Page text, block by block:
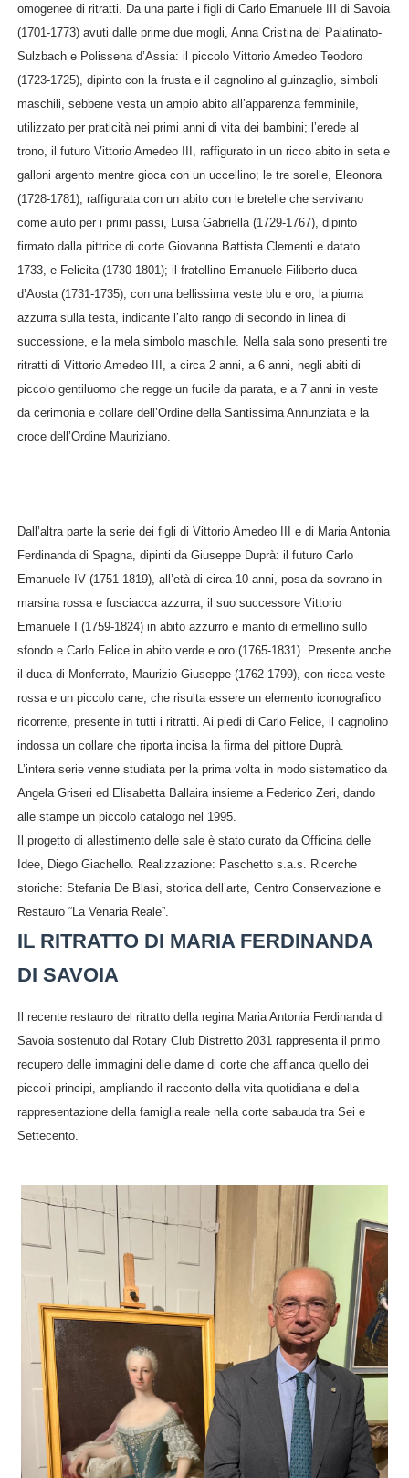
omogenee di ritratti. Da una parte i figli di Carlo Emanuele III di Savoia
(1701-1773) avuti dalle prime due mogli, Anna Cristina del Palatinato-
Sulzbach e Polissena d’Assia: il piccolo Vittorio Amedeo Teodoro
(1723-1725), dipinto con la frusta e il cagnolino al guinzaglio, simboli
maschili, sebbene vesta un ampio abito all’apparenza femminile,
utilizzato per praticità nei primi anni di vita dei bambini; l’erede al
trono, il futuro Vittorio Amedeo III, raffigurato in un ricco abito in seta e
galloni argento mentre gioca con un uccellino; le tre sorelle, Eleonora
(1728-1781), raffigurata con un abito con le bretelle che servivano
come aiuto per i primi passi, Luisa Gabriella (1729-1767), dipinto
firmato dalla pittrice di corte Giovanna Battista Clementi e datato
1733, e Felicita (1730-1801); il fratellino Emanuele Filiberto duca
d’Aosta (1731-1735), con una bellissima veste blu e oro, la piuma
azzurra sulla testa, indicante l’alto rango di secondo in linea di
successione, e la mela simbolo maschile. Nella sala sono presenti tre
ritratti di Vittorio Amedeo III, a circa 2 anni, a 6 anni, negli abiti di
piccolo gentiluomo che regge un fucile da parata, e a 7 anni in veste
da cerimonia e collare dell’Ordine della Santissima Annunziata e la
croce dell’Ordine Mauriziano.
Dall’altra parte la serie dei figli di Vittorio Amedeo III e di Maria Antonia
Ferdinanda di Spagna, dipinti da Giuseppe Duprà: il futuro Carlo
Emanuele IV (1751-1819), all’età di circa 10 anni, posa da sovrano in
marsina rossa e fusciacca azzurra, il suo successore Vittorio
Emanuele I (1759-1824) in abito azzurro e manto di ermellino sullo
sfondo e Carlo Felice in abito verde e oro (1765-1831). Presente anche
il duca di Monferrato, Maurizio Giuseppe (1762-1799), con ricca veste
rossa e un piccolo cane, che risulta essere un elemento iconografico
ricorrente, presente in tutti i ritratti. Ai piedi di Carlo Felice, il cagnolino
indossa un collare che riporta incisa la firma del pittore Duprà.
L’intera serie venne studiata per la prima volta in modo sistematico da
Angela Griseri ed Elisabetta Ballaira insieme a Federico Zeri, dando
alle stampe un piccolo catalogo nel 1995.
Il progetto di allestimento delle sale è stato curato da Officina delle
Idee, Diego Giachello. Realizzazione: Paschetto s.a.s. Ricerche
storiche: Stefania De Blasi, storica dell’arte, Centro Conservazione e
Restauro “La Venaria Reale”.
IL RITRATTO DI MARIA FERDINANDA
DI SAVOIA
Il recente restauro del ritratto della regina Maria Antonia Ferdinanda di
Savoia sostenuto dal Rotary Club Distretto 2031 rappresenta il primo
recupero delle immagini delle dame di corte che affianca quello dei
piccoli principi, ampliando il racconto della vita quotidiana e della
rappresentazione della famiglia reale nella corte sabauda tra Sei e
Settecento.